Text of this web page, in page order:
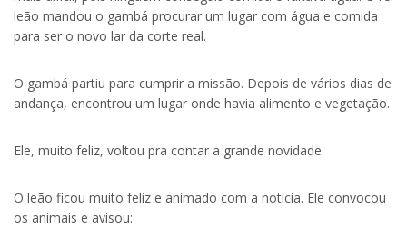
leão mandou o gambá procurar um lugar com água e comida
para ser o novo lar da corte real.
O gambá partiu para cumprir a missão. Depois de vários dias de
andança, encontrou um lugar onde havia alimento e vegetação.
Ele, muito feliz, voltou pra contar a grande novidade.
O leão ficou muito feliz e animado com a notícia. Ele convocou
os animais e avisou: